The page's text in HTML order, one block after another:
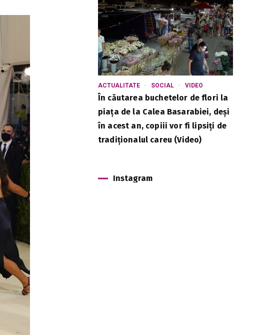
ACTUALITATE SOCIAL VIDEO
În căutarea buchetelor de flori la
piața de la Calea Basarabiei, deși
în acest an, copiii vor fi lipsiți de
tradiționalul careu (Video)
Instagram